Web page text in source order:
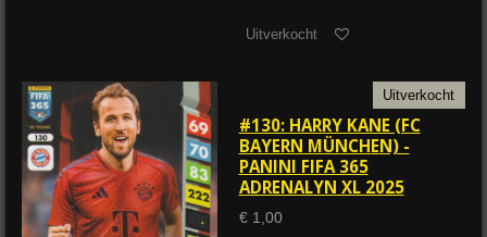
Uitverkocht
Uitverkocht
#130: HARRY KANE (FC
BAYERN MÜNCHEN) -
PANINI FIFA 365
ADRENALYN XL 2025
€ 1,00